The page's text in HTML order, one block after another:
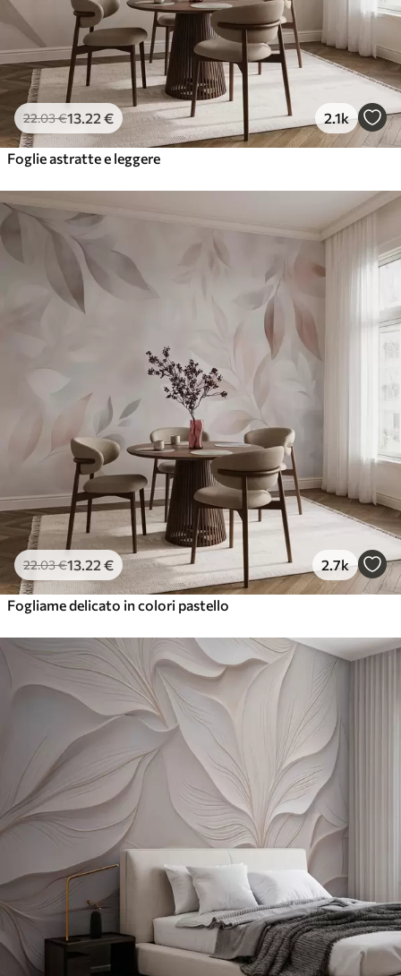
22.03€13 .22 € 2.1k
Foglie astratte e leggere
22.03€13 .22 € 2.7k
Fogliame delicato in colori pastello